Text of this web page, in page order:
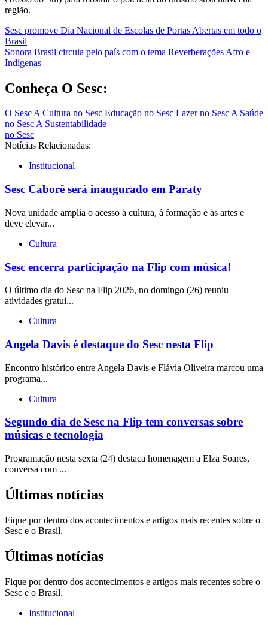
região.
Navegação
de
Post
Sesc promove Dia Nacional de Escolas de Portas Abertas em todo o
Brasil
Sonora Brasil circula pelo país com o tema Reverberações Afro e
Indígenas
Conheça O Sesc:
O SescA Cultura no Sesc Educação no Sesc Lazer no SescA Saúde
no SescA Sustentabilidade
no Sesc
Notícias Relacionadas:
Institucional
Sesc Caborê será inaugurado em Paraty
Nova unidade amplia o acesso à cultura, à formação e às artes e
deve elevar...
Cultura
Sesc encerra participação na Flip com música!
O último dia do Sesc na Flip 2026, no domingo (26) reuniu
atividades gratui...
Cultura
Angela Davis é destaque do Sesc nesta Flip
Encontro histórico entre Angela Davis e Flávia Oliveira marcou uma
programa...
Cultura
Segundo dia de Sesc na Flip tem conversas sobre
músicas e tecnologia
Programação nesta sexta (24) destaca homenagem a Elza Soares,
conversa com ...
Últimas notícias
Fique por dentro dos acontecimentos e artigos mais recentes sobre o
Sesc e o Brasil.
Últimas notícias
Fique por dentro dos acontecimentos e artigos mais recentes sobre o
Sesc e o Brasil.
Institucional